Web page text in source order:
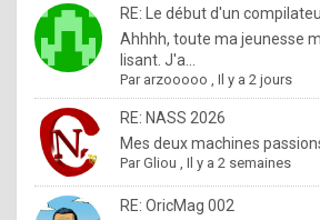
m
a
d
b
y
RE: Le début d'un
Ahhhh, toute ma jeunesse
lisant. J'a...
Par arzooooo ,Il y a 2 jours
RE: NASS 2026
Mes deux machines
ParGliou ,Il y a 2 semaines
RE: OricMag 002